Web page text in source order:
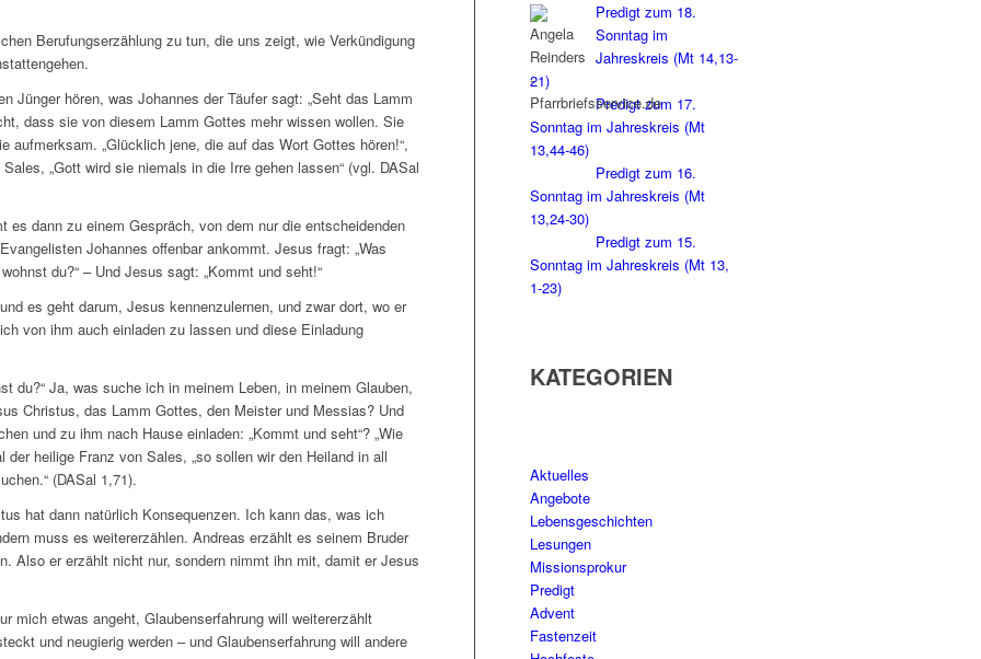
Berufungserzählung zu tun, die uns zeigt, wie Verkündigung
Jünger hören, was Johannes der Täufer sagt: „Seht das Lamm
dass sie von diesem Lamm Gottes mehr wissen wollen. Sie
aufmerksam. „Glücklich jene, die auf das Wort Gottes hören!“,
„Gott wird sie niemals in die Irre gehen lassen“ (vgl. DASal
es dann zu einem Gespräch, von dem nur die entscheidenden
Johannes offenbar ankommt. Jesus fragt: „Was
du?“ – Und Jesus sagt: „Kommt und seht!“
es geht darum, Jesus kennenzulernen, und zwar dort, wo er
von ihm auch einladen zu lassen und diese Einladung
du?“ Ja, was suche ich in meinem Leben, in meinem Glauben,
Christus, das Lamm Gottes, den Meister und Messias? Und
und zu ihm nach Hause einladen: „Kommt und seht“? „Wie
heilige Franz von Sales, „so sollen wir den Heiland in all
(DASal 1,71).
hat dann natürlich Konsequenzen. Ich kann das, was ich
muss es weitererzählen. Andreas erzählt es seinem Bruder
Also er erzählt nicht nur, sondern nimmt ihn mit, damit er Jesus
mich etwas angeht, Glaubenserfahrung will weitererzählt
und neugierig werden – und Glaubenserfahrung will andere
Predigt zum 18.
Sonntag im
Jahreskreis (Mt 14,13-
21)
Predigt zum 17.
Sonntag im Jahreskreis (Mt
13,44-46)
Predigt zum 16.
Sonntag im Jahreskreis (Mt
13,24-30)
Predigt zum 15.
Sonntag im Jahreskreis (Mt 13,
1-23)
KATEGORIEN
Aktuelles
Angebote
Lebensgeschichten
Lesungen
Missionsprokur
Predigt
Advent
Fastenzeit